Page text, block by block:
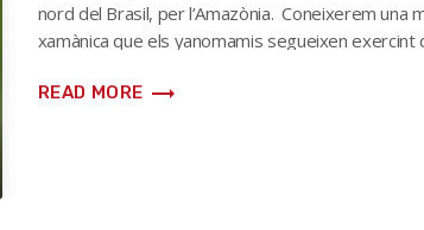
nord del Brasil, per l’Amazònia. Coneixerem una
xamànica que els yanomamis segueixen
READ MORE trending_flat